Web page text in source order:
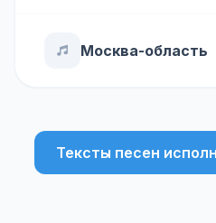
Москва-область
Тексты песен